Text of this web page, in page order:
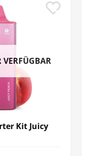
VERFÜGBAR
Kit Juicy